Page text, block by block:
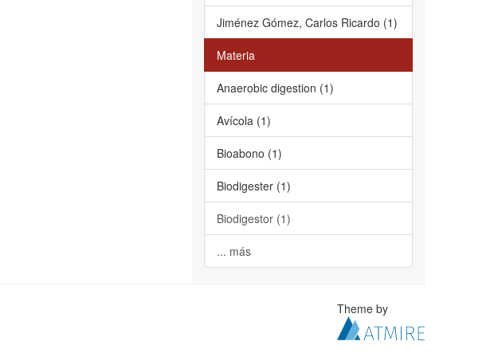
Jiménez Gómez, Carlos Ricardo (1)
Materia
Anaerobic digestion (1)
Avícola (1)
Bioabono (1)
Biodigester (1)
Biodigestor (1)
... más
Theme by